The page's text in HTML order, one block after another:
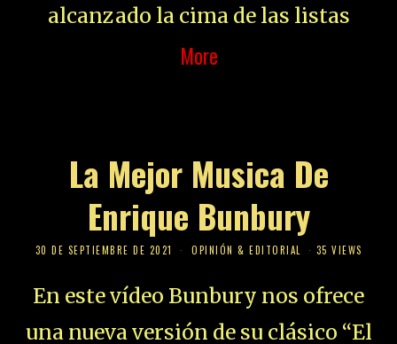
alcanzado la cima de las listas
More
La Mejor Musica De
Enrique Bunbury
30 DE SEPTIEMBRE DE 2021 OPINIÓN & EDITORIAL 35 VIEWS
En este vídeo Bunbury nos ofrece
una nueva versión de su clásico “El